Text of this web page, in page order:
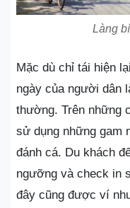
Làng
Mặc dù chỉ tái hiện
ngày của người dân
thường. Trên những
sử dụng những gam
đánh cá. Du khách
ngưỡng và check in
đây cũng được ví